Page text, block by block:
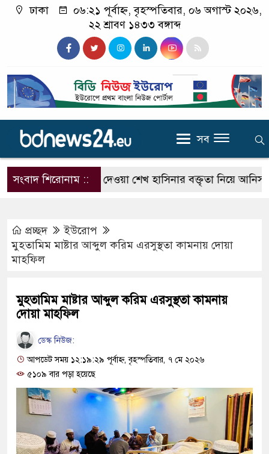
ঢাকা
০৬:২১ পূর্বাহ্ন, বৃহস্পতিবার, ০৬ অগাস্ট ২০২৬,
২২ শ্রাবণ ১৪৩৩ বঙ্গাব্দ
সব
সংবাদ শিরোনাম ::উদ্দেশ্যে দেওয়া শেখ হাসিনার বক্তৃতা নিয়ে আনিস
প্রচ্ছদ
ইউরোপ
মুহতামিম মাষ্টার আব্দুল করিম এরসুস্থতা কামনায় দোয়া
মাহফিল
মুহতামিম মাষ্টার আব্দুল করিম এরসুস্থতা কামনায়
দোয়া মাহফিল
ডেস্ক নিউজ:
আপডেট সময় ১২:১৯:২৯ পূর্বাহ্ন, বৃহস্পতিবার, ৭ মে ২০২৬
৫১০৯ বার পড়া হয়েছে